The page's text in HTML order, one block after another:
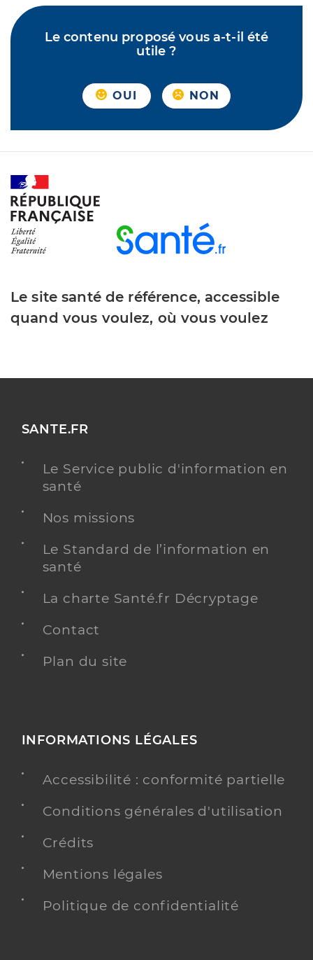
Le contenu proposé vous a-t-il été
utile ?
OUI NON
Le site santé de référence, accessible
quand vous voulez, où vous voulez
SANTE.FR
Le Service public d'information en
santé
Nos missions
Le Standard de l’information en
santé
La charte Santé.fr Décryptage
Contact
Plan du site
INFORMATIONS LÉGALES
Accessibilité : conformité partielle
Conditions générales d'utilisation
Crédits
Mentions légales
Politique de confidentialité